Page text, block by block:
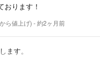
おります！
ら値上げ) - 約2ヶ月前
ます。